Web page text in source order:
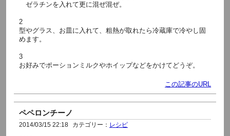
ゼラチンを入れて更に混ぜ混ぜ。
2
型やグラス、お皿に入れて、粗熱が取れたら冷蔵庫で冷やし固
めます。
3
お好みでポーションミルクやホイップなどをかけてどうぞ。
この記事のURL
ペペロンチーノ
2014/03/15 22:18 カテゴリー： レシピ